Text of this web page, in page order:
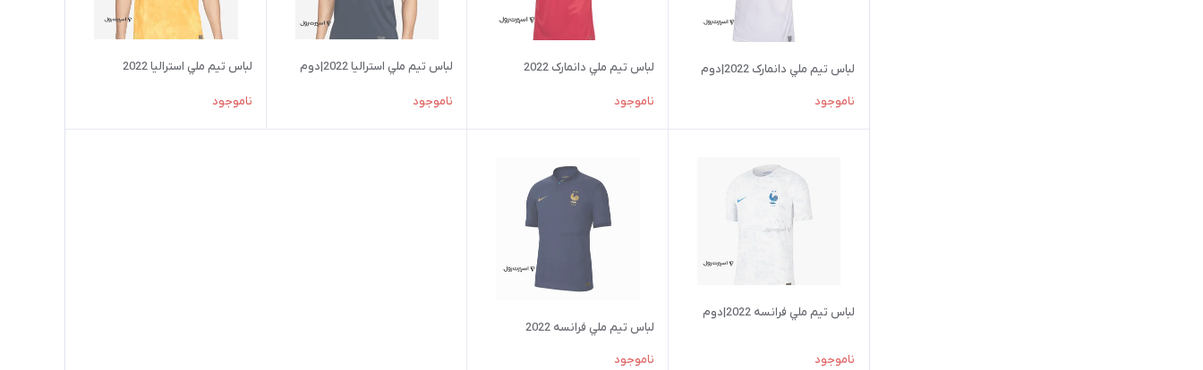
لباس تيم ملي دانمارک 2022|دوم
ناموجود
لباس تيم ملي دانمارک 2022
ناموجود
لباس تيم ملي استرالیا 2022|دوم
ناموجود
لباس تيم ملي استرالیا 2022
ناموجود
لباس تيم ملي فرانسه 2022|دوم
ناموجود
لباس تيم ملي فرانسه 2022
ناموجود